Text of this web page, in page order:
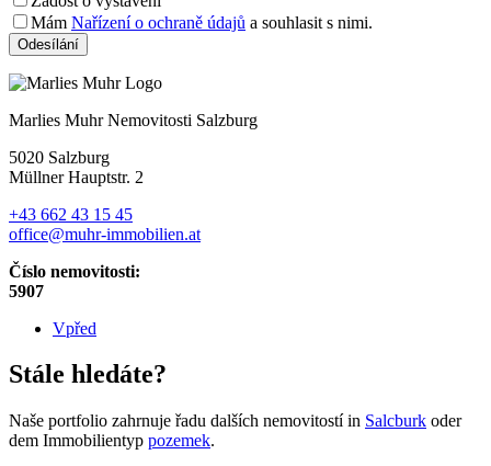
Mám Nařízení o ochraně údajů a souhlasit s nimi.
Odesílání
Marlies Muhr Nemovitosti Salzburg
5020 Salzburg
Müllner Hauptstr. 2
+43 662 43 15 45
office@muhr-immobilien.at
Číslo nemovitosti:
5907
Vpřed
Stále hledáte?
Naše portfolio zahrnuje řadu dalších nemovitostí in Salcburk oder
dem Immobilientyp pozemek.